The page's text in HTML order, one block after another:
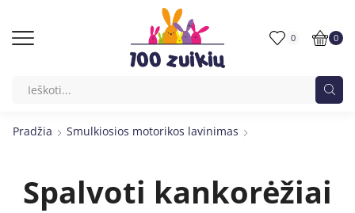
0 0
Pradžia Smulkiosios motorikos lavinimas
Spalvoti kankorėžiai